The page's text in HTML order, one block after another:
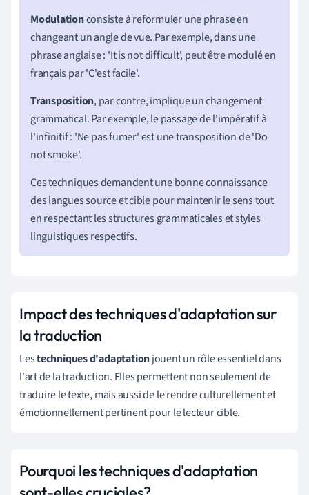
Modulationconsiste à reformuler une phrase en
changeant un angle de vue. Par exemple, dans une
phrase anglaise : 'It is not difficult', peut être modulé en
français par 'C'est facile'.
Transposition, par contre, implique un changement
grammatical. Par exemple, le passage de l'impératif à
l'infinitif : 'Ne pas fumer' est une transposition de 'Do
not smoke'.
Ces techniques demandent une bonne connaissance
des langues source et cible pour maintenir le sens tout
en respectant les structures grammaticales et styles
linguistiques respectifs.
Impact des techniques d'adaptation sur
la traduction
Lestechniques d'adaptationjouent un rôle essentiel dans
l'art de la traduction. Elles permettent non seulement de
traduire le texte, mais aussi de le rendre culturellement et
émotionnellement pertinent pour le lecteur cible.
Pourquoi les techniques d'adaptation